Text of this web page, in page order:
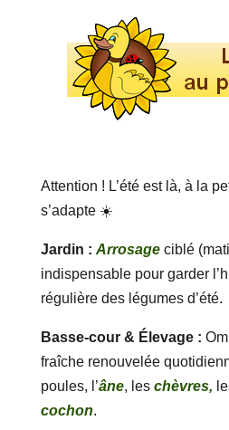
Attention ! L’été est là, à la
s’adapte ☀️
Jardin : Arrosageciblé
indispensable pour garder
régulière des légumes d’été.
Basse-cour & Élevage :
fraîche renouvelée
poules, l’âne, les chèvres,
cochon.